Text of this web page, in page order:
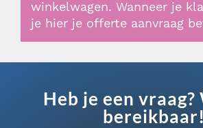
winkelwagen. Wanneer je
je hier je offerte aanvraag
Heb je een
bereikbaar!